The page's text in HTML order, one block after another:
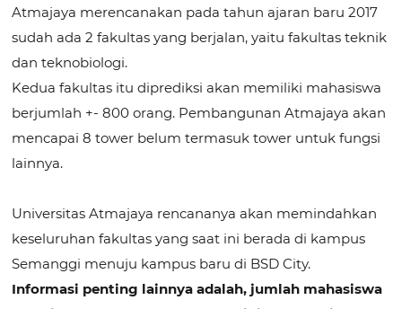
Atmajaya merencanakan pada tahun ajaran baru 2017
sudah ada 2 fakultas yang berjalan, yaitu fakultas teknik
dan teknobiologi.
Kedua fakultas itu diprediksi akan memiliki mahasiswa
berjumlah +- 800 orang. Pembangunan Atmajaya akan
mencapai 8 tower belum termasuk tower untuk fungsi
lainnya.
Universitas Atmajaya rencananya akan memindahkan
keseluruhan fakultas yang saat ini berada di kampus
Semanggi menuju kampus baru di BSD City.
Informasi penting lainnya adalah, jumlah mahasiswa